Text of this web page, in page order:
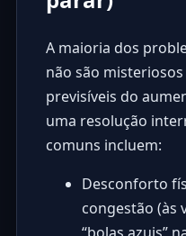
A maioria dos
não são
previsíveis do
uma resolução
comuns incluem:
Desconforto
congestão (às